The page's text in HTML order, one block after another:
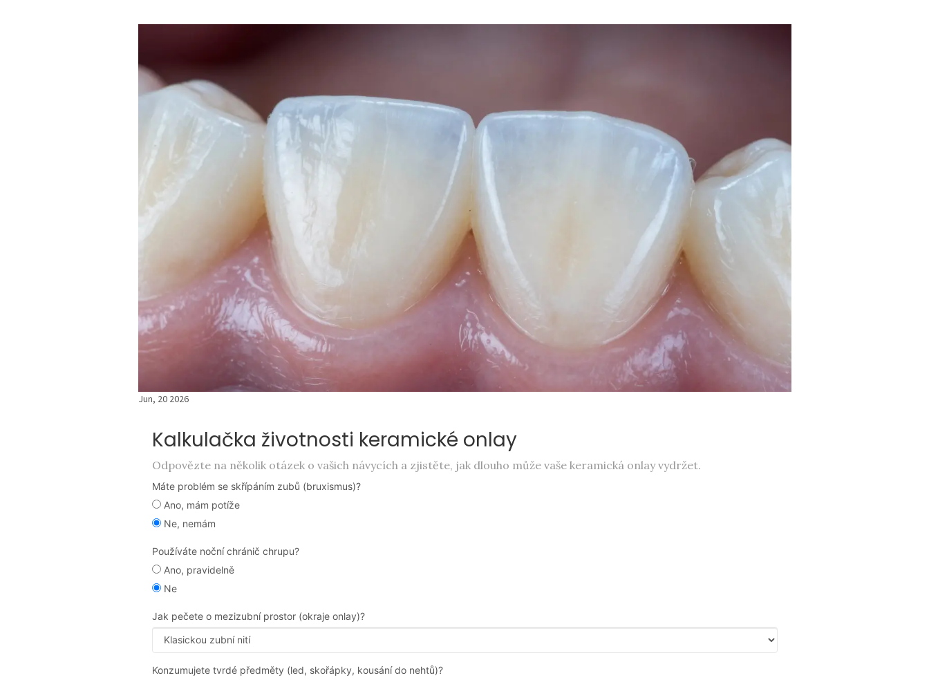
Jun, 20 2026
Kalkulačka životnosti keramické onlay
Odpovězte na několik otázek o vašich návycích a zjistěte, jak dlouho může vaše keramická onlay vydržet.
Máte problém se skřípáním zubů (bruxismus)?
Ano, mám potíže
Ne, nemám
Používáte noční chránič chrupu?
Ano, pravidelně
Ne
Jak pečete o mezizubní prostor (okraje onlay)?
Konzumujete tvrdé předměty (led, skořápky, kousání do nehtů)?